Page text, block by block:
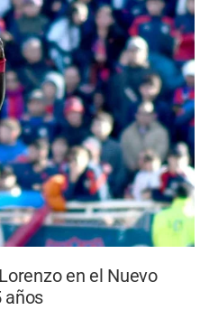
en el Nuevo
años